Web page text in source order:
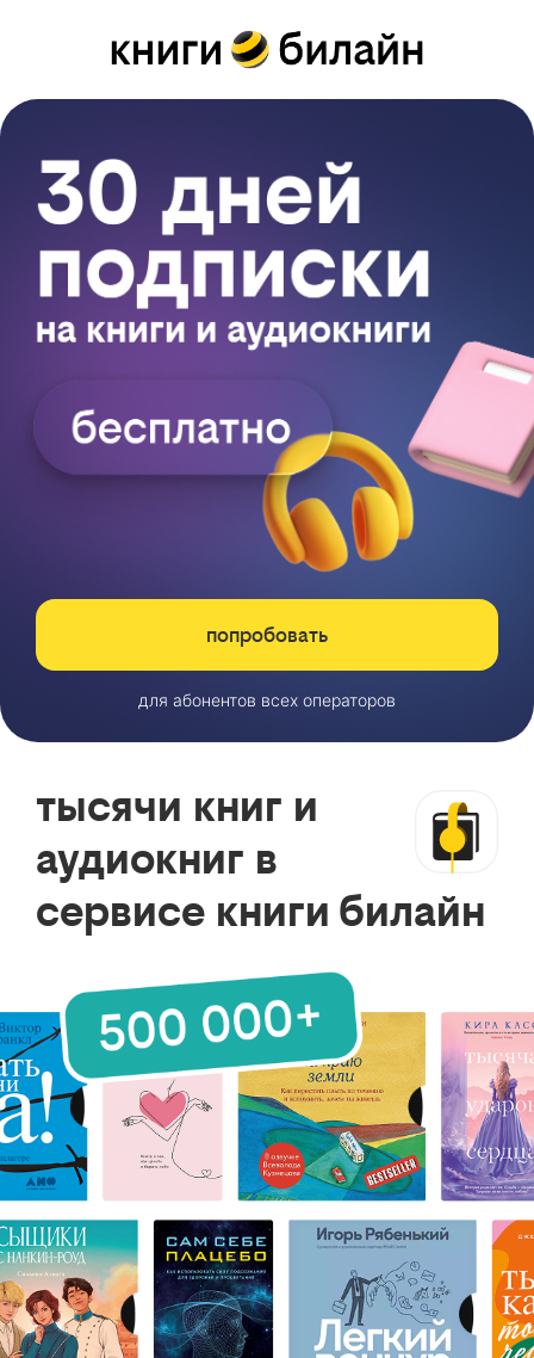
попробовать
для абонентов всех операторов
тысячи книг и
аудиокниг в
сервисе книги билайн